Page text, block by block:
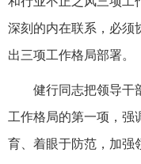
深刻的内在联系，必须
出三项工作格局部署。
健行同志把领导干
工作格局的第一项，强
育、着眼于防范，加强